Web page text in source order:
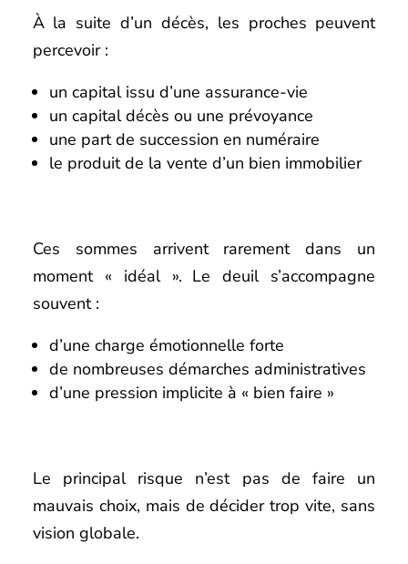
À la suite d’un décès, les proches peuvent
percevoir :
un capital issu d’une assurance-vie
un capital décès ou une prévoyance
une part de succession en numéraire
le produit de la vente d’un bien immobilier
Ces sommes arrivent rarement dans un
moment « idéal ». Le deuil s’accompagne
souvent :
d’une charge émotionnelle forte
de nombreuses démarches administratives
d’une pression implicite à « bien faire »
Le principal risque n’est pas de faire un
mauvais choix, mais de décider trop vite, sans
vision globale.